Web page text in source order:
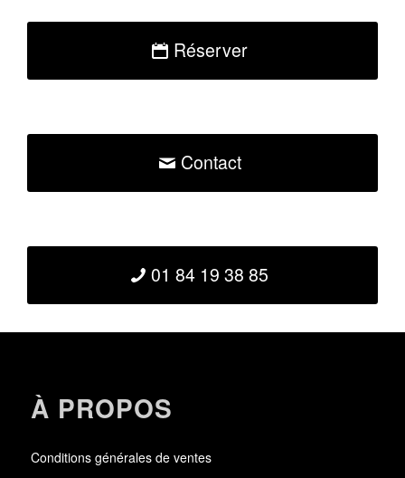
Réserver
Contact
01 84 19 38 85
À PROPOS
Conditions générales de ventes